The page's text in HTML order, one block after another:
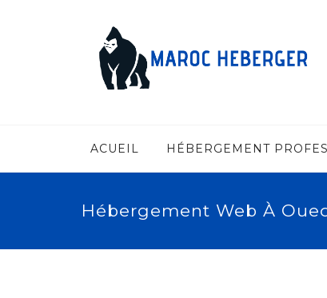
ACUEIL HÉBERGEMENT
Hébergement Web À